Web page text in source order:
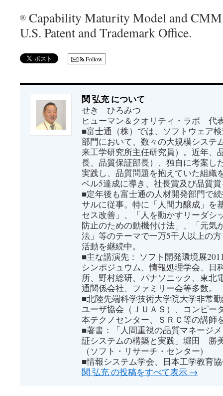
® Capability Maturity Model and CMM
U.S. Patent and Trademark Office.
Follow
関 弘充 について
せき ひろみつ
ヒューマン＆クオリティ・ラボ 代
■富士通（株）では、ソフトウェア
部門において、数々の大規模システ
来工学研究所主任研究員）。近年、
長、品質保証部長）、独自に考案し
実践し、品質問題を抱えていた組織
ベル5達成に導き、社長賞及び品質
■定年後も富士通の人材開発部門で
サルに従事。特に「人間力醸成」を
セス改善」、「人を動かすリーダシ
防止のための動機付け法」、「元気
法」等のテーマで一万5千人以上の
活動を継続中。
■主な講演先： ソフト開発環境展
シンポジュウム、情報処理学会、日
所、野村総研、パナソニック、東北
通関係会社、ファミリー会等多数。
■北陸先端科学技術大学院大学非常
ユーザ協会（ＪＵＡＳ）、コンピー
本テクノセンター、ＳＲＣ等の講師
■著書：「人間重視の品質マネージ
証システムの構築と実践」堀田
（ソフト・リサーチ・センター)
■情報システム学会、日本工学教育
関 弘充 の投稿をすべて表示 →